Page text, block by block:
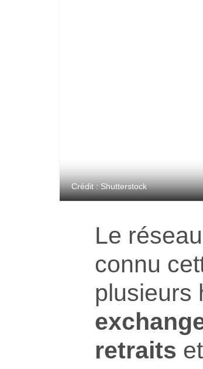
Crédit : Shutterstock
Le
connu
plusieurs
retraits et